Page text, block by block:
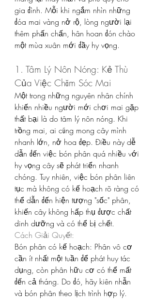
gia đình. Mỗi khi ngắm nhìn những
đóa mai vàng nở rộ, lòng người lại
thêm phấn chấn, hân hoan đón chào
một mùa xuân mới đầy hy vọng.
1. Tâm Lý Nôn Nóng: Kẻ Thù
Của Việc Chăm Sóc Mai
Một trong những nguyên nhân chính
khiến nhiều người mới chơi mai gặp
thất bại là do tâm lý nôn nóng. Khi
trồng mai, ai cũng mong cây mình
nhanh lớn, nở hoa đẹp. Điều này dễ
dẫn đến việc bón phân quá nhiều với
hy vọng cây sẽ phát triển nhanh
chóng. Tuy nhiên, việc bón phân liên
tục mà không có kế hoạch rõ ràng có
thể dẫn đến hiện tượng "sốc" phân,
khiến cây không hấp thụ được chất
dinh dưỡng và có thể bị chết.
Cách Giải Quyết:
Bón phân có kế hoạch: Phân vô cơ
cần ít nhất một tuần để phát huy tác
dụng, còn phân hữu cơ có thể mất
đến cả tháng. Do đó, hãy kiên nhẫn
và bón phân theo lịch trình hợp lý.